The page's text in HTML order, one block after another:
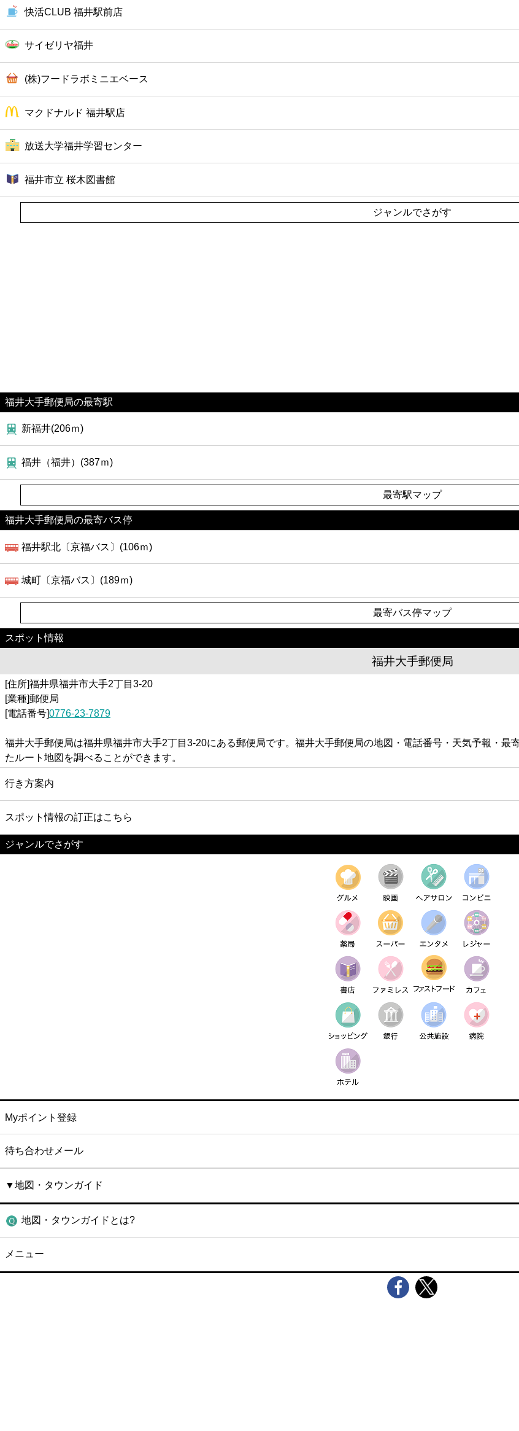
快活CLUB 福井駅前店
サイゼリヤ福井
(株)フードラボミニエベース
マクドナルド 福井駅店
放送大学福井学習センター
福井市立 桜木図書館
ジャンルでさがす
福井大手郵便局の最寄駅
新福井(206ｍ)
福井（福井）(387ｍ)
最寄駅マップ
福井大手郵便局の最寄バス停
福井駅北〔京福バス〕(106ｍ)
城町〔京福バス〕(189ｍ)
最寄バス停マップ
スポット情報
福井大手郵便局
[住所]福井県福井市大手2丁目3-20
[業種]郵便局
[電話番号]0776-23-7879
福井大手郵便局は福井県福井市大手2丁目3-20にある郵便局です。福井大手郵便局の地図・電話番号・天気予報・最
たルート地図を調べることができます。
行き方案内
スポット情報の訂正はこちら
ジャンルでさがす
Myポイント登録
待ち合わせメール
▼地図・タウンガイド
地図・タウンガイドとは?
メニュー